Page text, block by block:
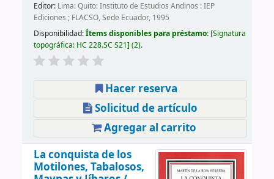
Editor: Lima: Quito: Instituto de Estudios Andinos : IEP
Ediciones ; FLACSO, Sede Ecuador, 1995
Disponibilidad:Ítems disponibles para préstamo: Signatura
topográfica: HC 228.SC S21 (2).
Hacer reserva
Solicitud de artículo
Agregar al carrito
La conquista de los
Motilones, Tabalosos,